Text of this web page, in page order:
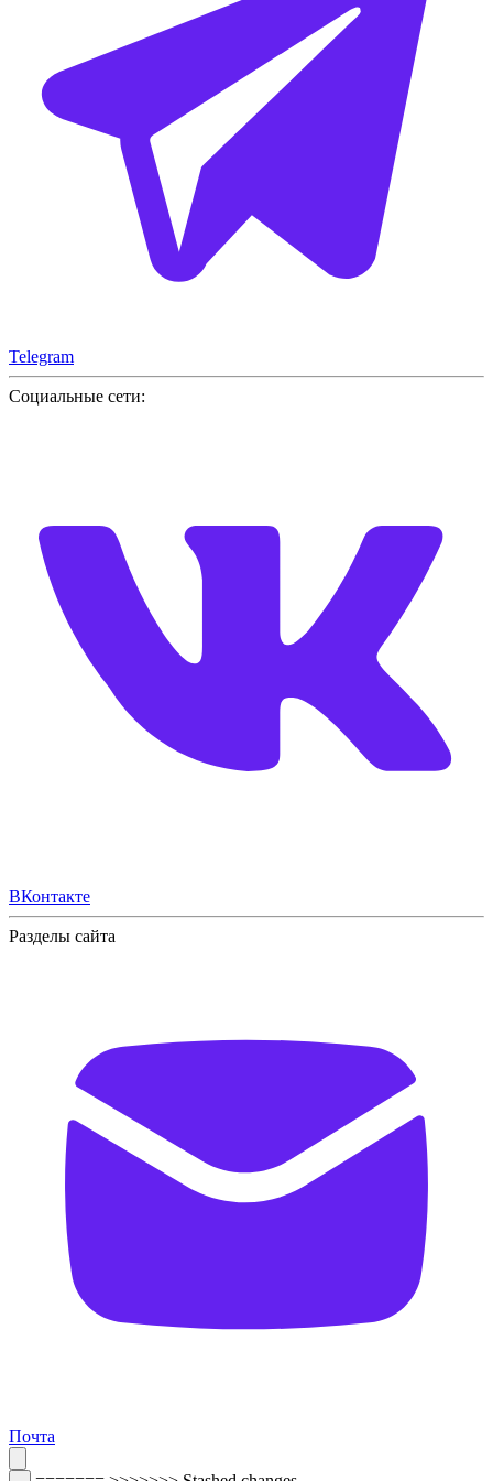
Telegram
Социальные сети:
ВКонтакте
Разделы сайта
Почта